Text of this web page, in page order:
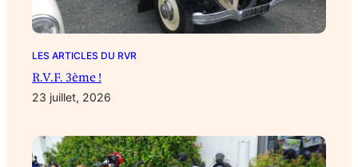
LES ARTICLES DU RVR
R.V.F. 3ème !
23 juillet, 2026